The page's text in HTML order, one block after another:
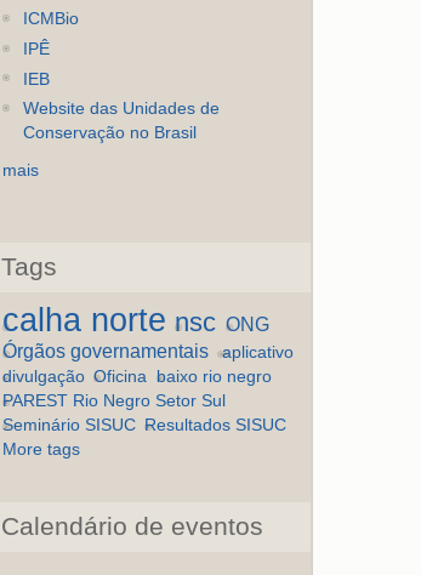
ICMBio
IPÊ
IEB
Website das Unidades de
Conservação no Brasil
mais
Tags
calha norte nsc ONG
Órgãos governamentais
aplicativo
divulgação Oficina baixo rio negro
PAREST Rio Negro Setor Sul
Seminário SISUC Resultados SISUC
More tags
Calendário de eventos